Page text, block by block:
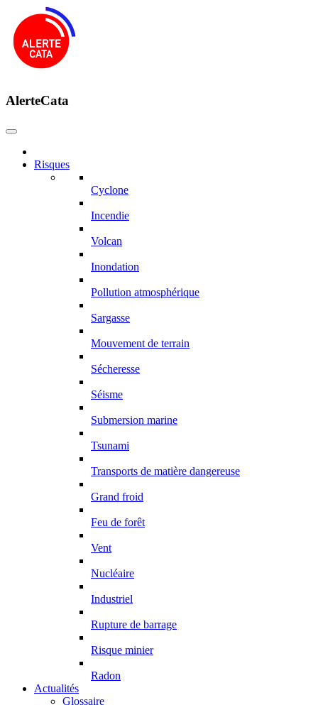
AlerteCata
Risques
Cyclone
Incendie
Volcan
Inondation
Pollution atmosphérique
Sargasse
Mouvement de terrain
Sécheresse
Séisme
Submersion marine
Tsunami
Transports de matière dangereuse
Grand froid
Feu de forêt
Vent
Nucléaire
Industriel
Rupture de barrage
Risque minier
Radon
Actualités
Glossaire